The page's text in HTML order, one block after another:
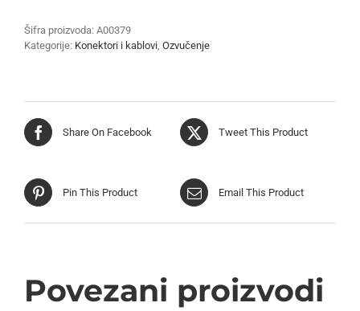
Šifra proizvoda: A00379
Kategorije: Konektori i kablovi, Ozvučenje
Share On Facebook Tweet This Product
Pin This Product Email This Product
Povezani proizvodi